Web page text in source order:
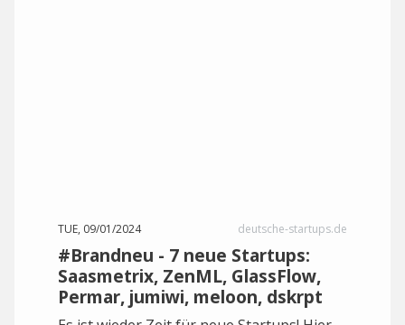
TUE, 09/01/2024 deutsche-startups.de
#Brandneu - 7 neue Startups:
Saasmetrix, ZenML, GlassFlow,
Permar, jumiwi, meloon, dskrpt